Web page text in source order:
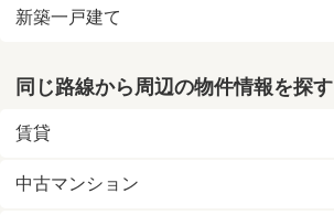
新築一戸建て
同じ路線から周辺の物件情報を探す
賃貸
中古マンション